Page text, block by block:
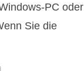
PC oder
Sie die